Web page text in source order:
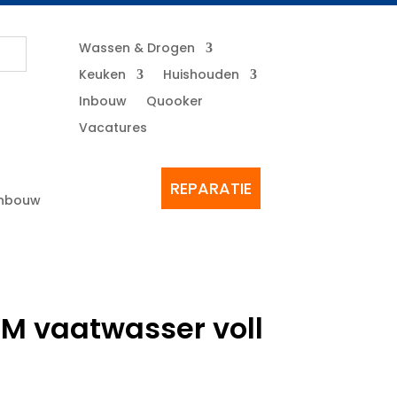
Wassen & Drogen
Keuken
Huishouden
Inbouw
Quooker
Vacatures
REPARATIE
vaatwasser voll